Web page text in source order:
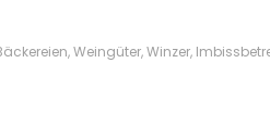
Weingüter, Winzer,